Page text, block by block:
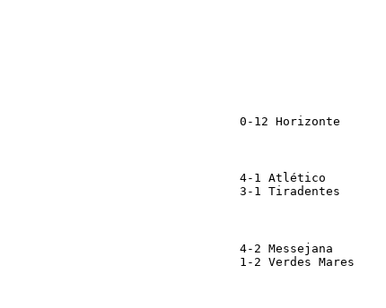
Floresta
Caucaia
4-
1-2